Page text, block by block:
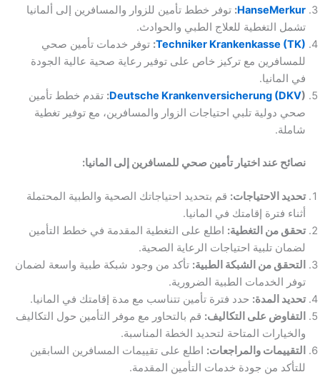
Han­seMerkur
: توفر خطط تأمين للزوار والمسافرين إلى ألمانيا
تشمل التغطية للعلاج الطبي والحوادث.
Techniker Krankenkasse (TK)
: توفر خدمات تأمين صحي
للمسافرين مع تركيز خاص على توفير رعاية صحية عالية الجودة
في المانيا.
Deutsche Krankenversicherung (DKV):
تقدم خطط تأمين
صحي دولية تلبي احتياجات الزوار والمسافرين، مع توفير تغطية
شاملة.
نصائح عند اختيار تأمين صحي للمسافرين إلى المانيا:
تحديد الاحتياجات: قم بتحديد احتياجاتك الصحية والطبية المحتملة
أثناء فترة إقامتك في المانيا.
تحقق من التغطية: اطلع على التغطية المقدمة في خطط التأمين
لضمان تلبية احتياجات الرعاية الصحية.
التحقق من الشبكة الطبية: تأكد من وجود شبكة طبية واسعة لضمان
توفر الخدمات الطبية الضرورية.
تحديد المدة: حدد فترة تأمين تتناسب مع مدة إقامتك في المانيا.
التفاوض على التكاليف: قم بالتحاور مع موفر التأمين حول التكاليف
والخيارات المتاحة لتحديد الخطة المناسبة.
التقييمات والمراجعات: اطلع على تقييمات المسافرين السابقين
للتأكد من جودة خدمات التأمين المقدمة.